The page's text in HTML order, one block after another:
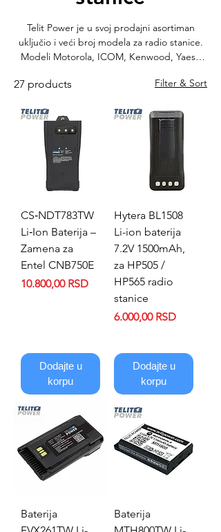
Telit Power je u svoj prodajni asortiman
uključio i veći broj modela za radio stanice.
Modeli Motorola, ICOM, Kenwood, Yaesu
Pogledajte ponudu i pronadjite vaš model.
27 products Filter & Sort
CS‑NDT783TW
Li‑Ion Baterija –
Zamena za
Entel CNB750E
Price
10.800,00 RSD
Dodajte u
korpu
Hytera BL1508
Li-ion baterija
7.2V 1500mAh,
za HP505 /
HP565 radio
stanice
Price
6.000,00 RSD
Dodajte u
korpu
Baterija
Baterija